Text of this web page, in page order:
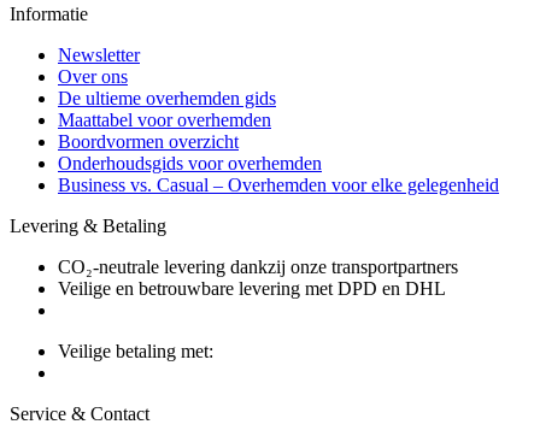
Informatie
Newsletter
Over ons
De ultieme overhemden gids
Maattabel voor overhemden
Boordvormen overzicht
Onderhoudsgids voor overhemden
Business vs. Casual – Overhemden voor elke gelegenheid
Levering & Betaling
CO₂-neutrale levering dankzij onze transportpartners
Veilige en betrouwbare levering met DPD en DHL
Veilige betaling met:
Service & Contact